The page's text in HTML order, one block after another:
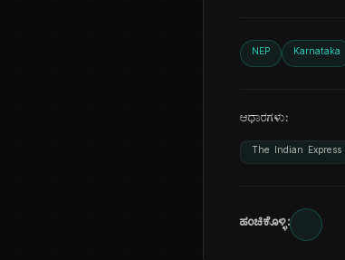
NEP Karnataka
ಆಧಾರಗಳು:
The Indian Express
ಹಂಚಿಕೊಳ್ಳಿ: